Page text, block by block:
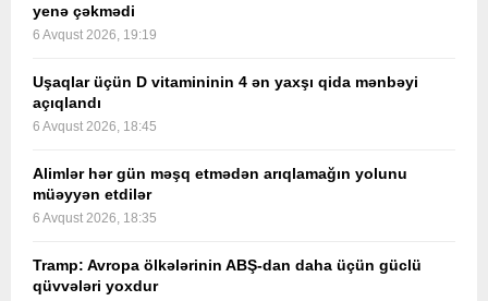
yenə çəkmədi
6 Avqust 2026, 19:19
Uşaqlar üçün D vitamininin 4 ən yaxşı qida mənbəyi
açıqlandı
6 Avqust 2026, 18:45
Alimlər hər gün məşq etmədən arıqlamağın yolunu
müəyyən etdilər
6 Avqust 2026, 18:35
Tramp: Avropa ölkələrinin ABŞ-dan daha üçün güclü
qüvvələri yoxdur